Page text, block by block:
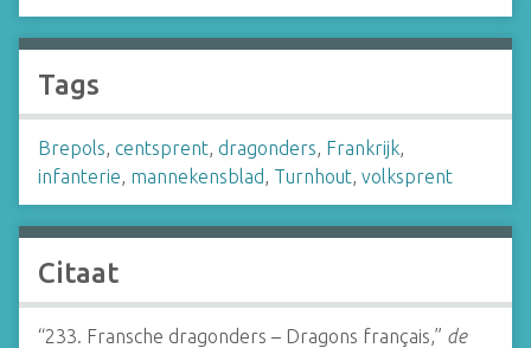
Tags
Brepols, centsprent, dragonders, Frankrijk,
infanterie, mannekensblad, Turnhout, volksprent
Citaat
“233. Fransche dragonders – Dragons français,” de